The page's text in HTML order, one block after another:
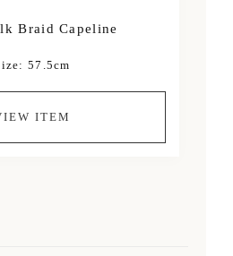
Braid Capeline
57.5cm
ITEM